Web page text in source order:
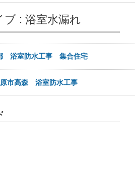
ブ : 浴室水漏れ
浴室防水工事 集合住宅
市高森 浴室防水工事